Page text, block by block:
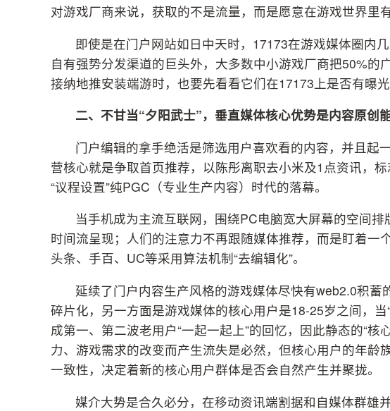
对游戏厂商来说，获取的不是流量，而是愿意在游戏世界里
即使是在门户网站如日中天时，17173在游戏媒体圈内
自有强势分发渠道的巨头外，大多数中小游戏厂商把50%的
接纳地推安装端游时，也要先看看它们在17173上是否有曝光
二、不甘当“夕阳武士”，垂直媒体核心优势是内容原创
门户编辑的拿手绝活是筛选用户喜欢看的内容，并且起
营核心就是争取首页推荐，以陈彤离职去小米及1点资讯，
“议程设置”纯PGC（专业生产内容）时代的落幕。
当手机成为主流互联网，围绕PC电脑宽大屏幕的空间
时间流呈现；人们的注意力不再跟随媒体推荐，而是盯着一
头条、手百、UC等采用算法机制“去编辑化”。
延续了门户内容生产风格的游戏媒体尽快有web2.0积蓄
碎片化，另一方面是游戏媒体的核心用户是18-25岁之间，
成第一、第二波老用户“一起一起上”的回忆，因此静态的“
力、游戏需求的改变而产生流失是必然，但核心用户的年龄
一致性，决定着新的核心用户群体是否会自然产生并聚拢。
媒介大势是合久必分，在移动资讯端割据和自媒体群雄